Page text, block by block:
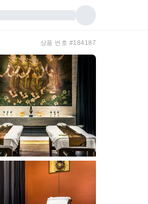
상품 번호 #184187